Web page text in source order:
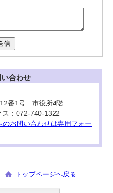
信
い合わせ
番1号 市役所4階
ス：072-740-1322
お問い合わせは専用フォー
トップページへ戻る